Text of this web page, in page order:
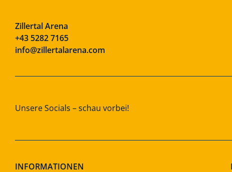
Zillertal Arena
+43 5282 7165
info@zillertalarena.com
Unsere Socials – schau vorbei!
INFORMATIONEN